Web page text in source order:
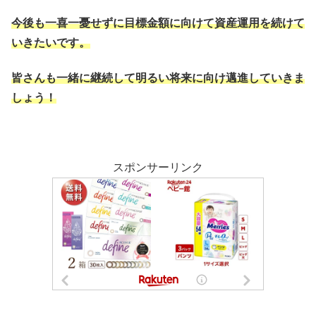
今後も一喜一憂せずに目標金額に向けて資産運用を続けて
いきたいです。
皆さんも一緒に継続して明るい将来に向け邁進していきま
しょう！
スポンサーリンク